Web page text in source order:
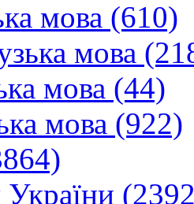
мова (610)
мова
мова (44)
мова (922)
України